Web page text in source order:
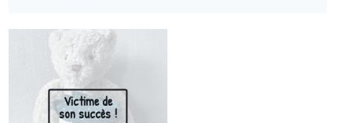
Victime de
son succès !